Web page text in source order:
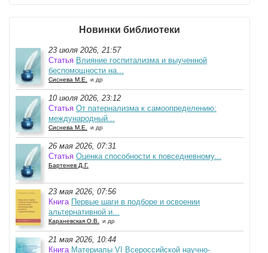
Новинки библиотеки
23 июля 2026, 21:57
Статья Влияние госпитализма и выученной
беспомощности на...
Сиснева М.Е. и др
10 июля 2026, 23:12
Статья От патернализма к самоопределению:
международный...
Сиснева М.Е. и др
26 мая 2026, 07:31
Статья Оценка способности к повседневному...
Бартенев Д.Г.
23 мая 2026, 07:56
Книга Первые шаги в подборе и освоении
альтернативной и...
Караневская О.В. и др
21 мая 2026, 10:44
Книга Материалы VI Всероссийской научно-